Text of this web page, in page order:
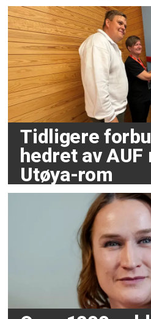
Tidligere
hedret av
Utøya-rom